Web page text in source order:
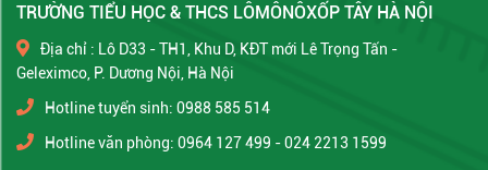
TRƯỜNG TIỂU HỌC & THCS LÔMÔNÔXỐP TÂY HÀ NỘI
Địa chỉ : Lô D33 - TH1, Khu D, KĐT mới Lê Trọng Tấn -
Geleximco, P. Dương Nội, Hà Nội
Hotline tuyển sinh: 0988 585 514
Hotline văn phòng: 0964 127 499 - 024 2213 1599